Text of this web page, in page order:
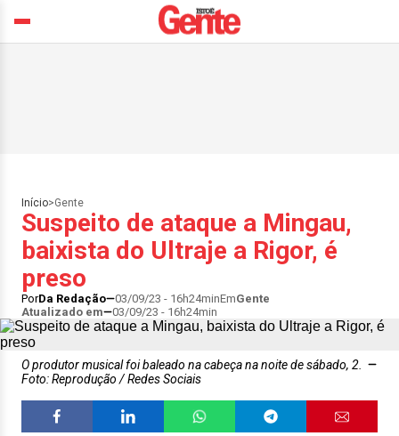
Início>Gente
Suspeito de ataque a Mingau,
baixista do Ultraje a Rigor, é
preso
PorDa Redação 03/09/23 - 16h24minEmGente
Atualizado em
03/09/23 - 16h24min
O produtor musical foi baleado na cabeça na noite de sábado, 2.
Foto: Reprodução / Redes Sociais